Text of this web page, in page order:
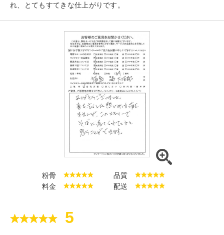
れ、とてもすてきな仕上がりです。
粉骨
品質
料金
配送
5